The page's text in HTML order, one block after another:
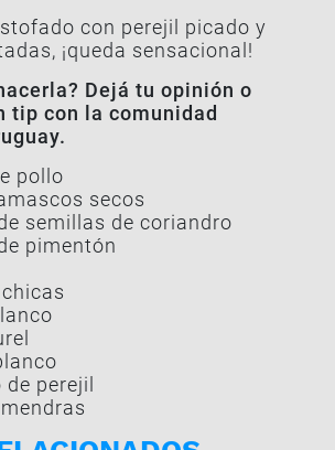
con perejil picado y
¡queda sensacional!
Dejá tu opinión o
tip con la comunidad
pollo
secos
semillas de coriandro
pimentón
de perejil